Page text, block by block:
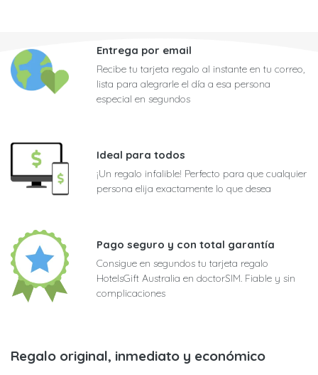
Entrega por email
Recibe tu tarjeta regalo al instante en tu correo,
lista para alegrarle el día a esa persona
especial en segundos
Ideal para todos
¡Un regalo infalible! Perfecto para que cualquier
persona elija exactamente lo que desea
Pago seguro y con total garantía
Consigue en segundos tu tarjeta regalo
HotelsGift Australia en doctorSIM. Fiable y sin
complicaciones
Regalo original, inmediato y económico